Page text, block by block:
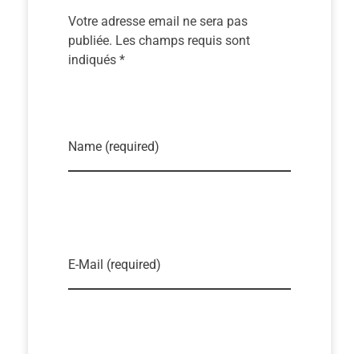
Votre adresse email ne sera pas
publiée. Les champs requis sont
indiqués *
Name (required)
E-Mail (required)